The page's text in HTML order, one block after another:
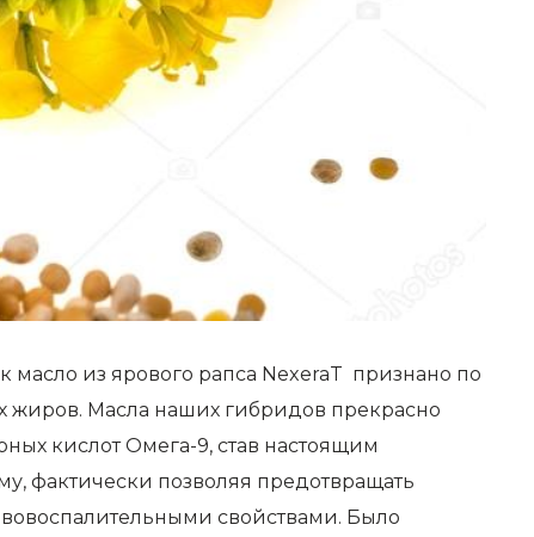
масло из ярового рапса NexeraT признано по
Масла наших гибридов прекрасно
кислот Омега-9, став настоящим
фактически позволяя предотвращать
свойствами. Было